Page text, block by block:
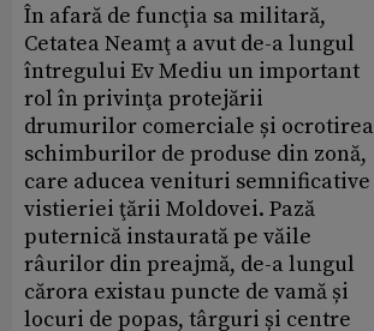
În afară de funcţia sa militară,
Cetatea Neamţ a avut de-a lungul
întregului Ev Mediu un important
rol în privinţa protejării
drumurilor comerciale și ocrotirea
schimburilor de produse din zonă,
care aducea venituri semnificative
vistieriei ţării Moldovei. Pază
puternică instaurată pe văile
râurilor din preajmă, de-a lungul
cărora existau puncte de vamă și
locuri de popas, târguri și centre